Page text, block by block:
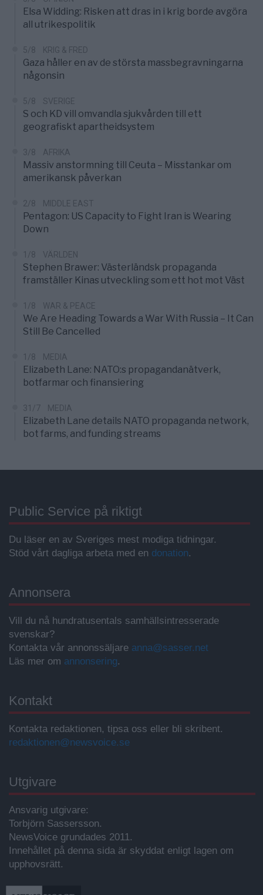
Elsa Widding: Risken att dras in i krig borde avgöra
all utrikespolitik
5/8 KRIG & FRED
Gaza håller en av de största massbegravningarna
någonsin
5/8 SVERIGE
S och KD vill omvandla sjukvården till ett
geografiskt apartheidsystem
3/8 AFRIKA
Massiv anstormning till Ceuta – Misstankar om
amerikansk påverkan
2/8 MIDDLE EAST
Pentagon: US Capacity to Fight Iran is Wearing
Down
1/8 VÄRLDEN
Stephen Brawer: Västerländsk propaganda
framställer Kinas utveckling som ett hot mot Väst
1/8 WAR & PEACE
We Are Heading Towards a War With Russia – It Can
Still Be Cancelled
1/8 MEDIA
Elizabeth Lane: NATO:s propagandanätverk,
botfarmar och finansiering
31/7 MEDIA
Elizabeth Lane details NATO propaganda network,
bot farms, and funding streams
Public Service på riktigt
Du läser en av Sveriges mest modiga tidningar.
Stöd vårt dagliga arbeta med en donation.
Annonsera
Vill du nå hundratusentals samhällsintresserade
svenskar?
Kontakta vår annonssäljare anna@sasser.net
Läs mer om annonsering.
Kontakt
Kontakta redaktionen, tipsa oss eller bli skribent.
redaktionen@newsvoice.se
Utgivare
Ansvarig utgivare:
Torbjörn Sassersson.
NewsVoice grundades 2011.
Innehållet på denna sida är skyddat enligt lagen om
upphovsrätt.